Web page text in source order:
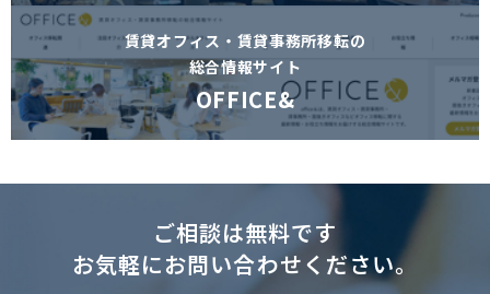
賃貸オフィス・賃貸事務所移転の
総合情報サイト
OFFICE&
ご相談は無料です
お気軽にお問い合わせください。